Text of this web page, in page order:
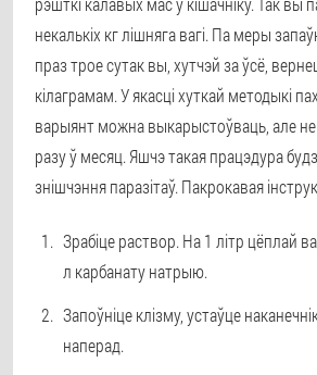
некалькіх кг лішняга вагі. Па меры
праз трое сутак вы, хутчэй за ўсё,
кілаграмам. У якасці хуткай методыкі
варыянт можна выкарыстоўваць, але не
разу ў месяц. Яшчэ такая працэдура
знішчэння паразітаў. Пакрокавая
Зрабіце раствор. На 1 літр цёплай
л карбанату натрыю.
Запоўніце клізму, устаўце
наперад.